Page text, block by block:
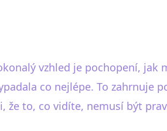
vzhled je pochopení,
co nejlépe. To
že to, co vidíte, nemusí být